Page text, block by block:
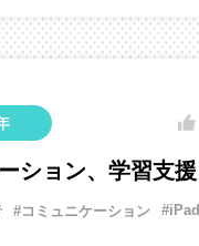
ション、学習支援
#コミュニケーション
#iPad